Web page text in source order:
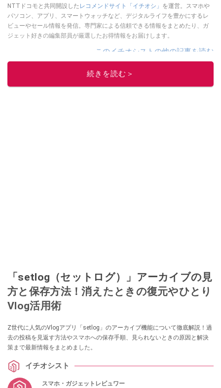
NTTドコモと共同開設した レコメンドサイト「イチオシ」 を運営。スマホや
パソコン、アプリ、スマートウォッチなど、デジタルライフを豊かにするレ
ビューやセール情報を発信。専門家による信頼できる情報をまとめたり、ガ
ジェット好きの編集部員が厳選したお得情報をお届けします。
このイチオシストの他の記事を読む
続きを読む＞
「setlog（セットログ）」アーカイブの見
方と保存方法！消えたときの復元やひとり
Vlog活用術
Z世代に人気のVlogアプリ「setlog」のアーカイブ機能について徹底解説！過
去の投稿を見返す方法やスマホへの保存手順、見られないときの原因と解決
策まで最新情報をまとめました。
イチオシスト
スマホ・ガジェットレビュワー